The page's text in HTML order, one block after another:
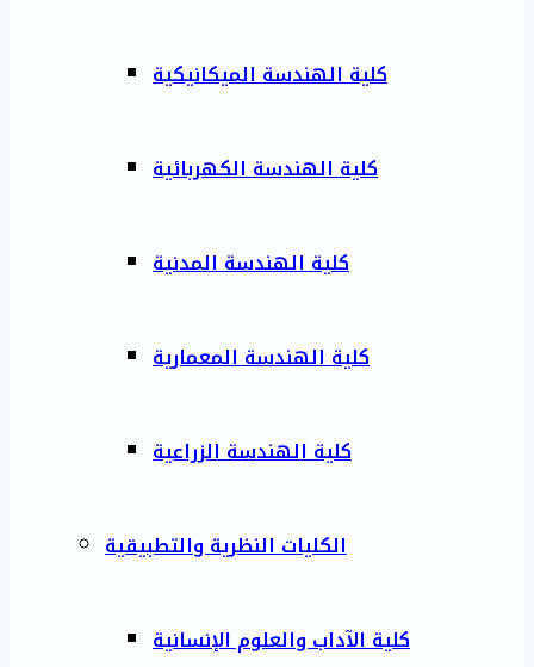
كلية الهندسة الميكانيكية
كلية الهندسة الكهربائية
كلية الهندسة المدنية
كلية الهندسة المعمارية
كلية الهندسة الزراعية
الكليات النظرية والتطبيقية
كلية الآداب والعلوم الإنسانية